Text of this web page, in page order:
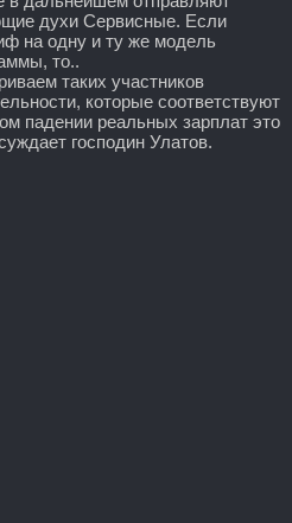
духи Сервисные. Если
на одну и ту же модель
то..
таких участников
которые соответствуют
падении реальных зарплат это
господин Улатов.